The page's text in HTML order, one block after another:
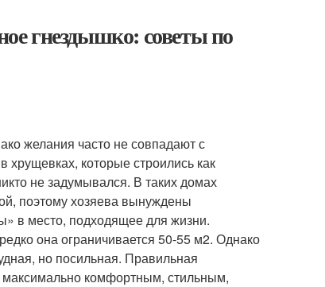
гнездышко: советы по
желания часто не совпадают с
которые строились как
не задумывался. В таких домах
поэтому хозяева вынуждены
в место, подходящее для жизни.
она ограничивается 50-55 м2. Однако
но посильная. Правильная
максимально комфортным, стильным,